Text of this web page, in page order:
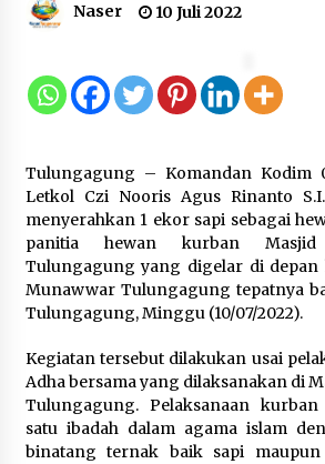
Kakanwil
Kemerdekaan dan
Pelayanan Publik
Semarak HUT ke-81
Perempuan
Darah dan Fun
Imigrasi dan
9 Agustus 2026
Inovasi Perahu
Pendirian
bagi Pelaku Usaha
9 Agustus 2026
Naser 10 Juli 2022
Tulungagung – Komandan Kodim
Letkol Czi Nooris Agus Rinanto
menyerahkan 1 ekor sapi sebagai
panitia hewan kurban
Tulungagung yang digelar di depan
Munawwar Tulungagung tepatnya
Tulungagung, Minggu (10/07/2022).
Kegiatan tersebut dilakukan usai
Adha bersama yang dilaksanakan di
Tulungagung. Pelaksanaan
satu ibadah dalam agama islam
binatang ternak baik sapi